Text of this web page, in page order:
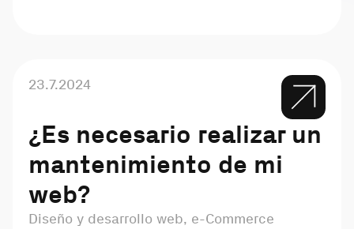
23.7.2024
¿Es necesario realizar un
mantenimiento de mi
web?
Diseño y desarrollo web, e-Commerce